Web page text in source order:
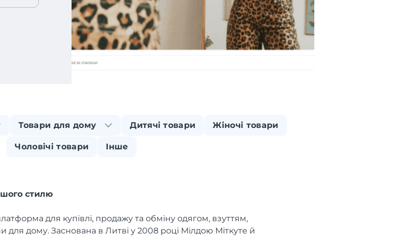
Товари для дому Дитячі товари Жіночі товари
Чоловічі товари Інше
стилю
для купівлі, продажу та обміну одягом, взуттям,
для дому. Заснована в Литві у 2008 році Мілдою Міткуте й